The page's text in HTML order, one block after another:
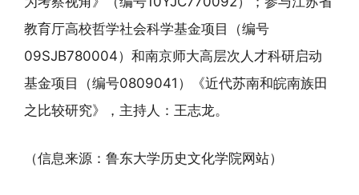
教育厅高校哲学社会科学基金项目（编号
09SJB780004）和南京师大高层次人才科研启动
基金项目（编号0809041）《近代苏南和皖南族田
之比较研究》，主持人：王志龙。
（信息来源：鲁东大学历史文化学院网站）